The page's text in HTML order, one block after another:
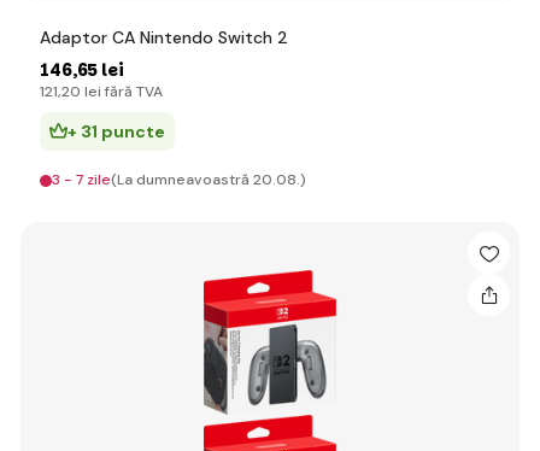
Adaptor CA Nintendo Switch 2
146,65 lei
121,20 lei fără TVA
+ 31 puncte
3 - 7 zile(La dumneavoastră 20.08.)